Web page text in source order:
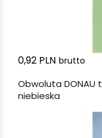
0,92 PLN brutto
Obwoluta DONAU
niebieska